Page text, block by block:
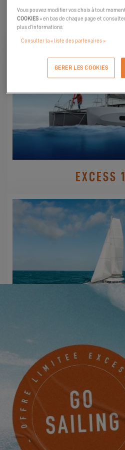
EXCESS
PRENEZ
Vous pouvez modifier vos choix à tout
COOKIES » en bas de chaque page et
plus d’informations
Consulter la « liste des partenaires »
GERER LES COOKIES